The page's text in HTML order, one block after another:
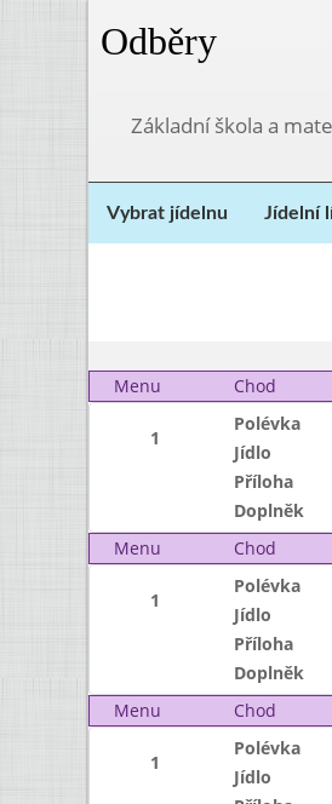
Odběry
Základní škola a
Vybrat jídelnu Jídelní
Menu
Chod
1
Polévka
Jídlo
Příloha
Doplněk
Menu
Chod
1
Polévka
Jídlo
Příloha
Doplněk
Menu
Chod
1
Polévka
Jídlo